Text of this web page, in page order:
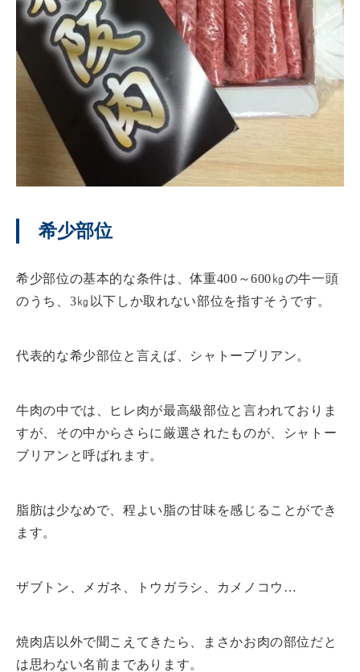
希少部位
希少部位の基本的な条件は、体重400～600㎏の牛一頭
のうち、3㎏以下しか取れない部位を指すそうです。
代表的な希少部位と言えば、シャトーブリアン。
牛肉の中では、ヒレ肉が最高級部位と言われておりま
すが、その中からさらに厳選されたものが、シャトー
ブリアンと呼ばれます。
脂肪は少なめで、程よい脂の甘味を感じることができ
ます。
ザブトン、メガネ、トウガラシ、カメノコウ…
焼肉店以外で聞こえてきたら、まさかお肉の部位だと
は思わない名前まであります。